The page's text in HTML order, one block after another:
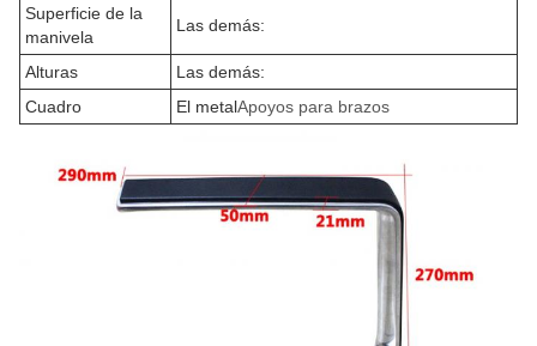
Superficie de la
manivela
Las demás:
Alturas
Las demás:
Cuadro
El metalApoyos para brazos